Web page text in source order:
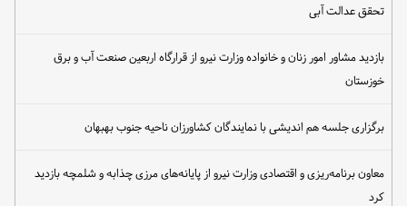
تحقق عدالت آبی
بازدید مشاور امور زنان و خانواده وزارت نیرو از قرارگاه اربعین صنعت آب و برق
خوزستان
برگزاری جلسه هم اندیشی با نمایندگان کشاورزان ناحیه جنوب بهبهان
معاون برنامه‌ریزی و اقتصادی وزارت نیرو از پایانه‌های مرزی چذابه و شلمچه بازدید
کرد